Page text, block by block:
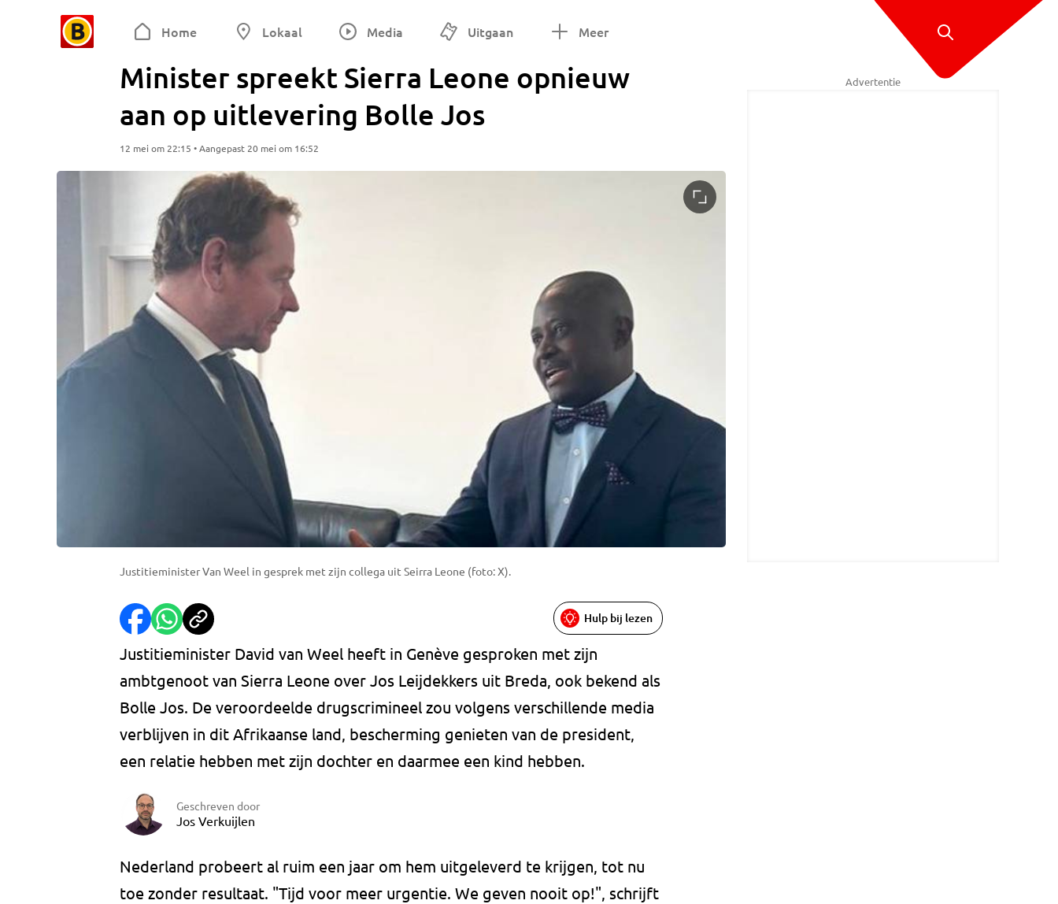
Home Lokaal Media Uitgaan Meer
Minister spreekt Sierra Leone opnieuw
aan op uitlevering Bolle Jos
12 mei om 22:15 • Aangepast 20 mei om 16:52
Justitieminister Van Weel in gesprek met zijn collega uit Seirra Leone (foto: X).
Hulp bij lezen
Justitieminister David van Weel heeft in Genève gesproken met zijn
ambtgenoot van Sierra Leone over Jos Leijdekkers uit Breda, ook bekend als
Bolle Jos. De veroordeelde drugscrimineel zou volgens verschillende media
verblijven in dit Afrikaanse land, bescherming genieten van de president,
een relatie hebben met zijn dochter en daarmee een kind hebben.
Geschreven door
Jos Verkuijlen
Nederland probeert al ruim een jaar om hem uitgeleverd te krijgen, tot nu
toe zonder resultaat. "Tijd voor meer urgentie. We geven nooit op!", schrijft
Advertentie